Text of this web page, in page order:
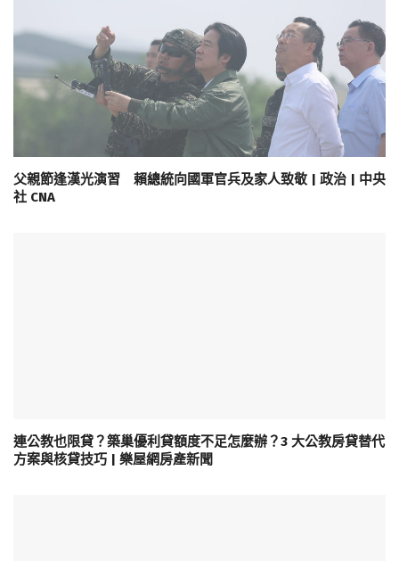
父親節逢漢光演習 賴總統向國軍官兵及家人致敬 | 政治 | 中央
社 CNA
連公教也限貸？築巢優利貸額度不足怎麼辦？3 大公教房貸替代
方案與核貸技巧 | 樂屋網房產新聞